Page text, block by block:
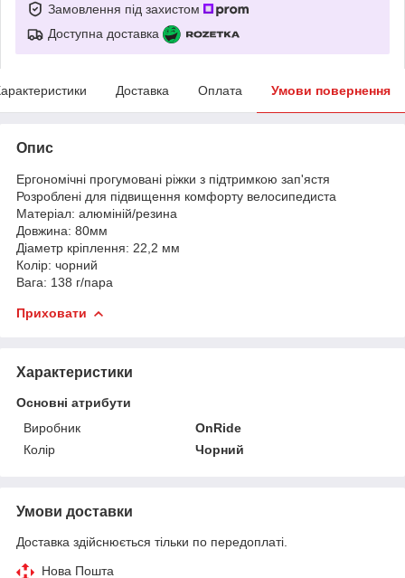
Замовлення під захистом
Доступна доставка
Доставка Оплата Умови повернення
Опис
Ергономічні прогумовані ріжки з підтримкою зап'ястя
Розроблені для підвищення комфорту велосипедиста
Матеріал: алюміній/резина
Довжина: 80мм
Діаметр кріплення: 22,2 мм
Колір: чорний
Вага: 138 г/пара
Приховати
Характеристики
Основні атрибути
Виробник
OnRide
Колір
Чорний
Умови доставки
Доставка здійснюється тільки по передоплаті.
Нова Пошта